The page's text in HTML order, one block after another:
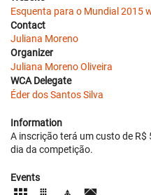
Esquenta para o Mundial 2015
Contact
Juliana Moreno
Organizer
Juliana Moreno Oliveira
WCA Delegate
Éder dos Santos Silva
Information
A inscrição terá um custo de R$
dia da competição.
Events